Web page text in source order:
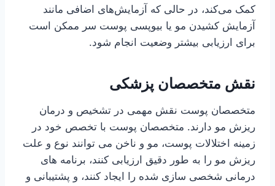
کمک می‌کند، در حالی که آزمایش‌های اضافی مانند
آزمایش کشیدن مو یا بیوپسی پوست سر ممکن است
برای ارزیابی بیشتر وضعیت انجام شود.
نقش متخصصان پزشکی
متخصصان پوست نقش مهمی در تشخیص و درمان
ریزش مو دارند. متخصصان پوست با تخصص خود در
زمینه اختلالات پوست، مو و ناخن می توانند نوع و علت
ریزش مو را به طور دقیق ارزیابی کنند، برنامه های
درمانی شخصی سازی شده را ایجاد کنند، و پشتیبانی و